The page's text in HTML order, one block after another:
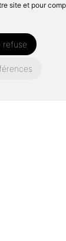
site et pour
refuse